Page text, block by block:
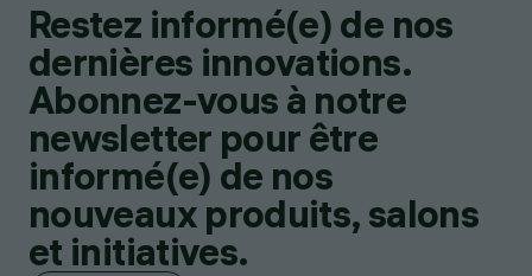
Restez informé(e) de nos
dernières innovations.
Abonnez-vous à notre
newsletter pour être
informé(e) de nos
nouveaux produits, salons
et initiatives.